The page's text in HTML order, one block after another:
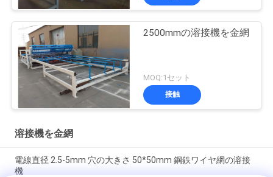
2500mmの溶接機を金網
MOQ:1セット
接触
溶接機を金網
電線直径 2.5-5mm 穴の大きさ 50*50mm 鋼鉄ワイヤ網の溶接
機